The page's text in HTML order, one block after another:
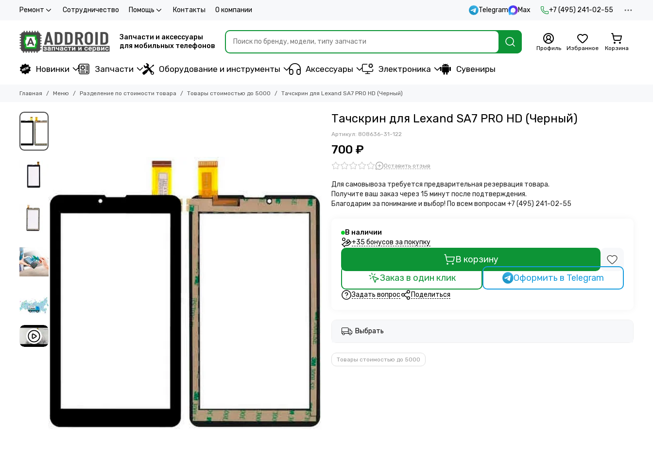
Ремонт Сотрудничество Помощь Контакты О компании Telegram Max +7 (495) 241-02-55
Запчасти и аксессуары
для мобильных телефонов
Профиль Избранное Корзина
Новинки Запчасти Оборудование и инструменты Аксессуары Электроника Сувениры
Главная Меню Разделение по стоимости товара Товары стоимостью до 5000 Тачскрин для Lexand SA7 PRO HD (Черный)
Тачскрин для Lexand SA7 PRO HD (Черный)
Артикул: 808636-31-122
700 ₽
Оставить отзыв
Для самовывоза требуется предварительная резервация товара.
Получите ваш заказ через 15 минут после подтверждения.
Благодарим за понимание и выбор! По всем вопросам +7 (495) 241-02-55
В наличии
+35 бонусов за покупку
В корзину
Заказ в один клик
Оформить в Telegram
Задать вопрос Поделиться
Выбрать
Товары стоимостью до 5000